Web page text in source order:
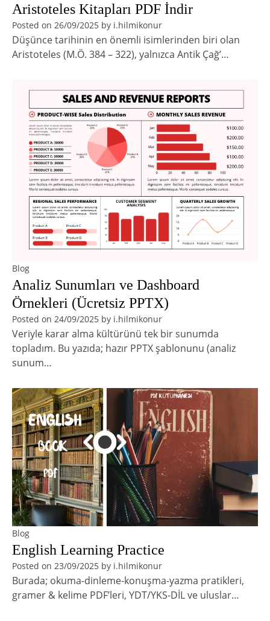
Aristoteles Kitapları PDF İndir
Posted on 26/09/2025 by i.hilmikonur
Düşünce tarihinin en önemli isimlerinden biri olan
Aristoteles (M.Ö. 384 – 322), yalnızca Antik Çağ’…
Blog
Analiz Sunumları ve Dashboard
Örnekleri (Ücretsiz PPTX)
Posted on 24/09/2025 by i.hilmikonur
Veriyle karar alma kültürünü tek bir sunumda
topladım. Bu yazıda; hazır PPTX şablonunu (analiz
sunum…
Blog
English Learning Practice
Posted on 23/09/2025 by i.hilmikonur
Burada; okuma-dinleme-konuşma-yazma pratikleri,
gramer & kelime PDF’leri, YDT/YKS-DİL ve uluslar…